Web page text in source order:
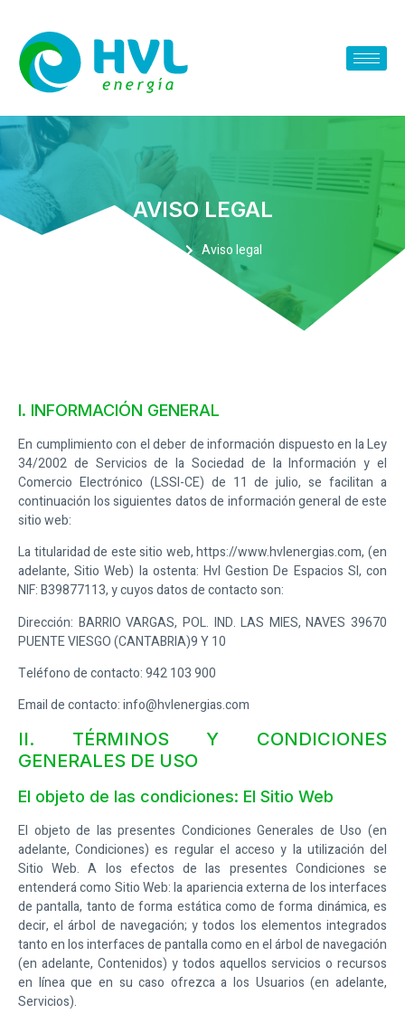
AVISO LEGAL
Home Aviso legal
I. INFORMACIÓN GENERAL
En cumplimiento con el deber de información dispuesto en la Ley
34/2002 de Servicios de la Sociedad de la Información y el
Comercio Electrónico (LSSI-CE) de 11 de julio, se facilitan a
continuación los siguientes datos de información general de este
sitio web:
La titularidad de este sitio web,https://www.hvlenergias.com, (en
adelante, Sitio Web) la ostenta: Hvl Gestion De Espacios Sl, con
NIF:B39877113, y cuyos datos de contacto son:
Dirección: BARRIO VARGAS, POL. IND. LAS MIES, NAVES 39670
PUENTE VIESGO (CANTABRIA)9 Y 10
Teléfono de contacto:942 103 900
Email de contacto:info@hvlenergias.com
II. TÉRMINOS Y CONDICIONES
GENERALES DE USO
El objeto de las condiciones: El Sitio Web
El objeto de las presentes Condiciones Generales de Uso (en
adelante, Condiciones) es regular el acceso y la utilización del
Sitio Web. A los efectos de las presentes Condiciones se
entenderá como Sitio Web: la apariencia externa de los interfaces
de pantalla, tanto de forma estática como de forma dinámica, es
decir, el árbol de navegación; y todos los elementos integrados
tanto en los interfaces de pantalla como en el árbol de navegación
(en adelante, Contenidos) y todos aquellos servicios o recursos
en línea que en su caso ofrezca a los Usuarios (en adelante,
Servicios).